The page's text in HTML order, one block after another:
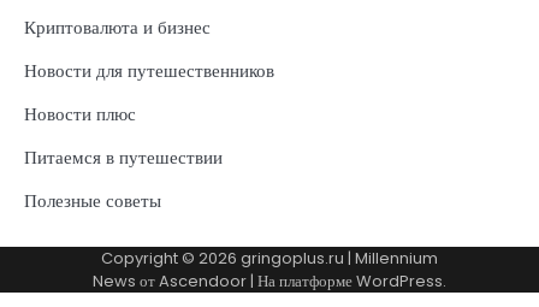
Криптовалюта и бизнес
Новости для путешественников
Новости плюс
Питаемся в путешествии
Полезные советы
Copyright © 2026 gringoplus.ru | Millennium
News отAscendoor | На платформеWordPress.